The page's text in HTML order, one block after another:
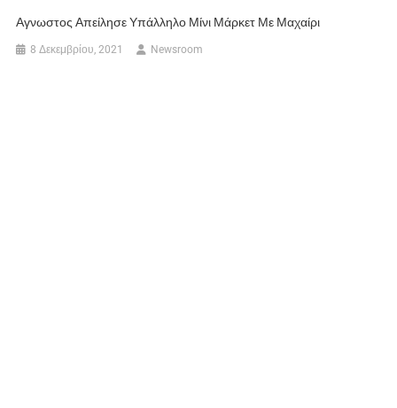
Αγνωστος Απείλησε Υπάλληλο Μίνι Μάρκετ Με Μαχαίρι
8 Δεκεμβρίου, 2021 Newsroom